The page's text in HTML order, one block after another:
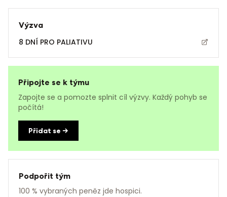
Výzva
8 DNÍ PRO PALIATIVU
Připojte se k týmu
Zapojte se a pomozte splnit cíl výzvy. Každý pohyb se
počítá!
Přidat se →
Podpořit tým
100 % vybraných peněz jde hospici.